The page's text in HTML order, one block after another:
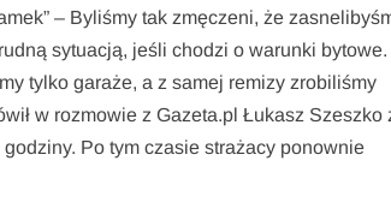
– Byliśmy tak zmęczeni, że
sytuacją, jeśli chodzi o warunki bytowe.
tylko garaże, a z samej remizy zrobiliśmy
w rozmowie z Gazeta.pl Łukasz Szeszko
Po tym czasie strażacy ponownie